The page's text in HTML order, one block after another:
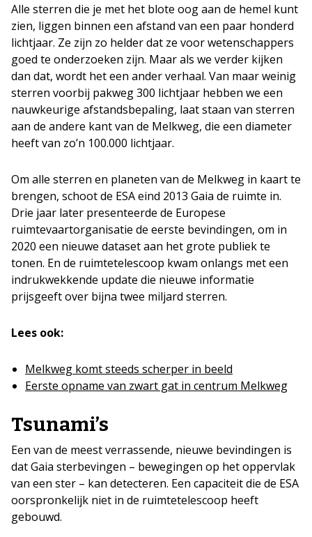
Alle sterren die je met het blote oog aan de hemel kunt
zien, liggen binnen een afstand van een paar honderd
lichtjaar. Ze zijn zo helder dat ze voor wetenschappers
goed te onderzoeken zijn. Maar als we verder kijken
dan dat, wordt het een ander verhaal. Van maar weinig
sterren voorbij pakweg 300 lichtjaar hebben we een
nauwkeurige afstandsbepaling, laat staan van sterren
aan de andere kant van de Melkweg, die een diameter
heeft van zo’n 100.000 lichtjaar.
Om alle sterren en planeten van de Melkweg in kaart te
brengen, schoot de ESA eind 2013 Gaia de ruimte in.
Drie jaar later presenteerde de Europese
ruimtevaartorganisatie de eerste bevindingen, om in
2020 een nieuwe dataset aan het grote publiek te
tonen. En de ruimtetelescoop kwam onlangs met een
indrukwekkende update die nieuwe informatie
prijsgeeft over bijna twee miljard sterren.
Lees ook:
Melkweg komt steeds scherper in beeld
Eerste opname van zwart gat in centrum Melkweg
Tsunami’s
Een van de meest verrassende, nieuwe bevindingen is
dat Gaia sterbevingen – bewegingen op het oppervlak
van een ster – kan detecteren. Een capaciteit die de ESA
oorspronkelijk niet in de ruimtetelescoop heeft
gebouwd.